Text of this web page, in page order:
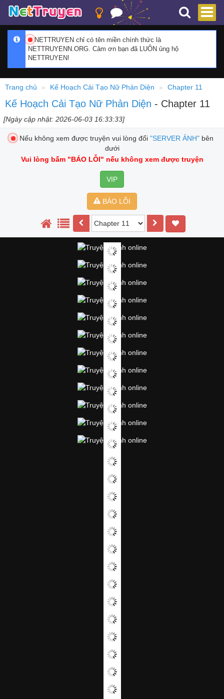
NETTRUYEN chỉ có tên miền chính thức là
NETTRUYENN.ORG. Cảm ơn bạn đã LUÔN ủng hộ
NETTRUYEN!
Trang chủ Kế Hoạch Cải Tạo Nữ Phản Diện Chapter 11
Kế Hoạch Cải Tạo Nữ Phản Diện - Chapter 11
[Ngày cập nhật: 2026-06-03 16:33:33]
Nếu không xem được truyện vui lòng đổi "SERVER ẢNH"bên
dưới
Vui lòng bấm "BÁO LỖI" nếu không xem được truyện
VIP
BÁO LỖI